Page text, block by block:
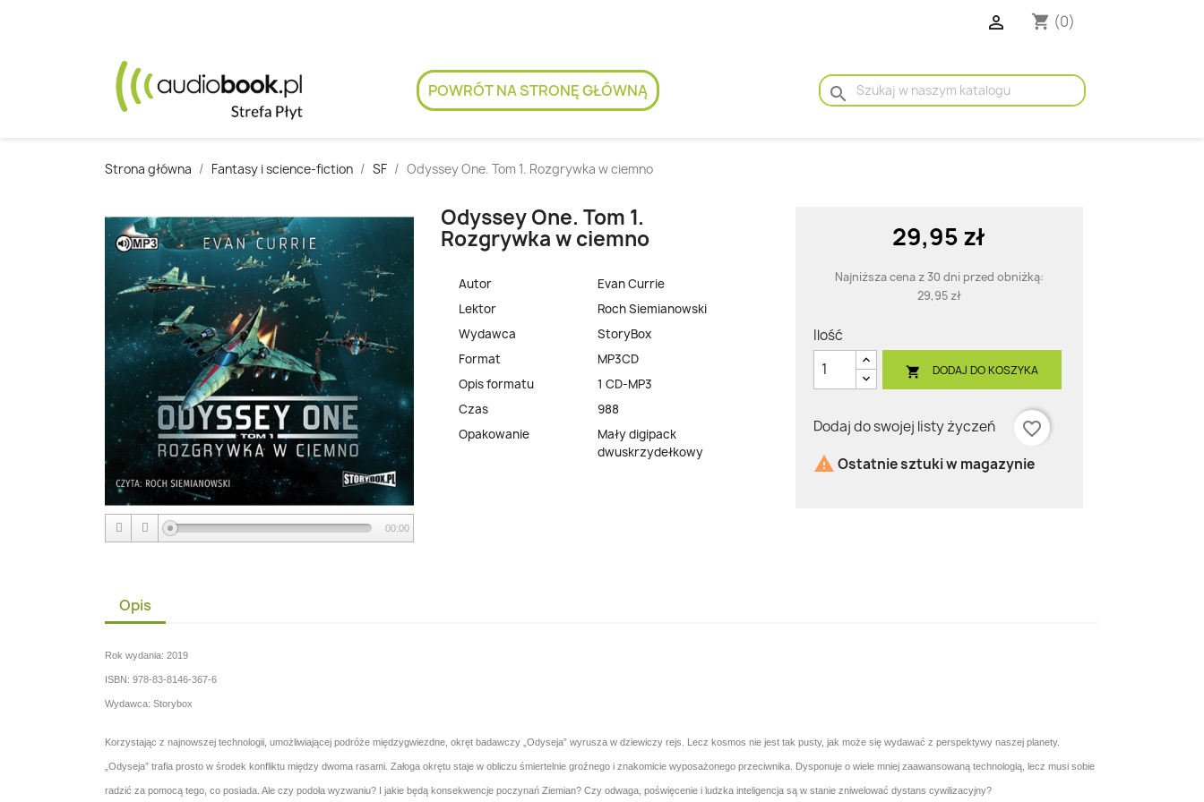
 shopping_cart (0)
POWRÓT NA STRONĘ GŁÓWNĄ search
Strona główna Fantasy i science-fiction SF Odyssey One. Tom 1. Rozgrywka w ciemno
00:00
Odyssey One. Tom 1.
Rozgrywka w ciemno
Autor
Evan Currie
Lektor
Roch Siemianowski
Wydawca
StoryBox
Format
MP3CD
Opis formatu
1 CD-MP3
Czas
988
Opakowanie
Mały digipack
dwuskrzydełkowy
29,95 zł
Najniższa cena z 30 dni przed obniżką:
29,95 zł
Ilość
 DODAJ DO KOSZYKA
Dodaj do swojej listy życzeń
favorite_border
 Ostatnie sztuki w magazynie
Opis
Rok wydania: 2019
ISBN: 978-83-8146-367-6
Wydawca: Storybox
Korzystając z najnowszej technologii, umożliwiającej podróże międzygwiezdne, okręt badawczy „Odyseja” wyrusza w dziewiczy rejs. Lecz kosmos nie jest tak pusty, jak może się wydawać z perspektywy naszej planety.
„Odyseja” trafia prosto w środek konfliktu między dwoma rasami. Załoga okrętu staje w obliczu śmiertelnie groźnego i znakomicie wyposażonego przeciwnika. Dysponuje o wiele mniej zaawansowaną technologią, lecz musi sobie
radzić za pomocą tego, co posiada. Ale czy podoła wyzwaniu? I jakie będą konsekwencje poczynań Ziemian? Czy odwaga, poświęcenie i ludzka inteligencja są w stanie zniwelować dystans cywilizacyjny?